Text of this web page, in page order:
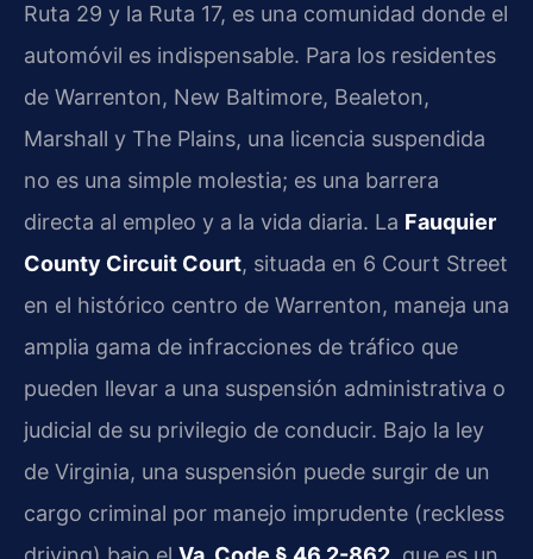
Ruta 29 y la Ruta 17, es una comunidad donde el
automóvil es indispensable. Para los residentes
de Warrenton, New Baltimore, Bealeton,
Marshall y The Plains, una licencia suspendida
no es una simple molestia; es una barrera
directa al empleo y a la vida diaria. La Fauquier
County Circuit Court, situada en 6 Court Street
en el histórico centro de Warrenton, maneja una
amplia gama de infracciones de tráfico que
pueden llevar a una suspensión administrativa o
judicial de su privilegio de conducir. Bajo la ley
de Virginia, una suspensión puede surgir de un
cargo criminal por manejo imprudente (reckless